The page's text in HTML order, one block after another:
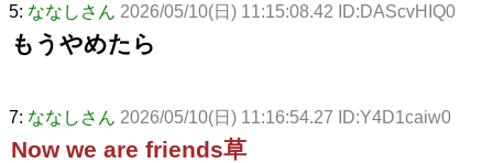
5: ななしさん 2026/05/10(日) 11:15:08.42 ID:DAScvHIQ0
もうやめたら
7: ななしさん 2026/05/10(日) 11:16:54.27 ID:Y4D1caiw0
Now we are friends草